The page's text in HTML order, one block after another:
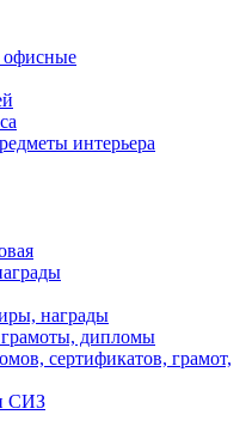
офисные
интерьера
награды
грамоты, дипломы
сертификатов, грамот,
СИЗ